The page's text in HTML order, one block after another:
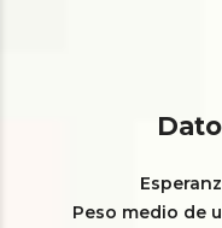
Peso medio de